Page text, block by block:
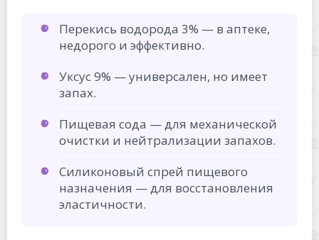
Перекись водорода 3% — в аптеке,
недорого и эффективно.
Уксус 9% — универсален, но имеет
запах.
Пищевая сода — для механической
очистки и нейтрализации запахов.
Силиконовый спрей пищевого
назначения — для восстановления
эластичности.